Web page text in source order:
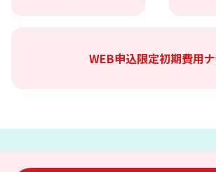
WEB申込限定初期費用